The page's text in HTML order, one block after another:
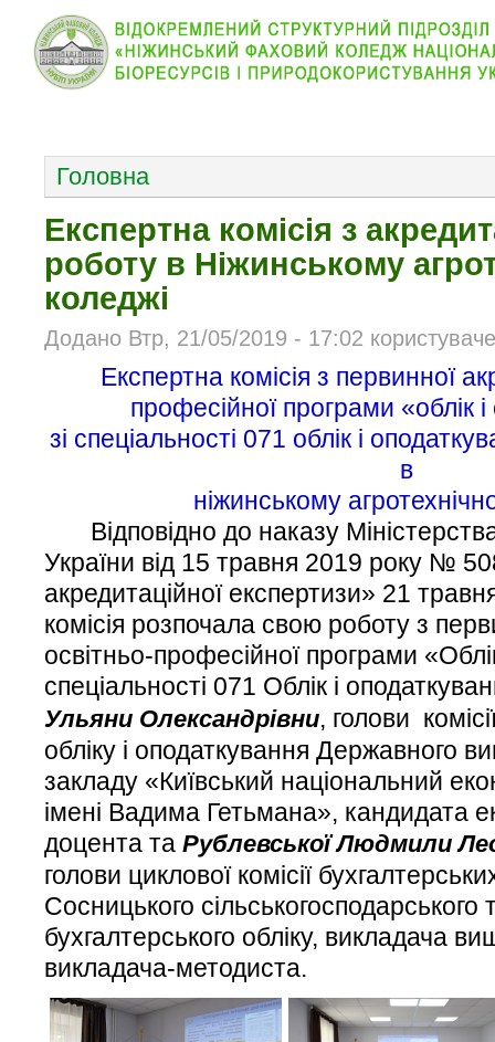
Головна
Експертна комісія з
роботу в Ніжинському
коледжі
Додано Втр, 21/05/2019 - 17:02
Експертна комісія з первинної
професійної програми «облік
зі спеціальності 071 облік і
в
ніжинському
Відповідно до наказу
України від 15 травня 2019 року №
акредитаційної експертизи» 21
комісія розпочала свою роботу з
освітньо-професійної програми
спеціальності 071 Облік і
Ульяни Олександрівни, голови
обліку і оподаткування Державного
закладу «Київський національний
імені Вадима Гетьмана», кандидата
доцента та Рублевської Людмили
голови циклової комісії
Сосницького сільськогосподарського
бухгалтерського обліку, викладача
викладача-методиста.